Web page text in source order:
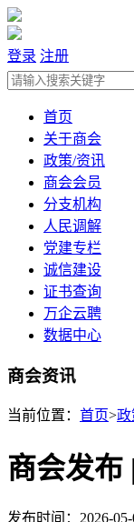
登录 注册
首页
关于商会
政策/资讯
商会会员
分支机构
人民调解
党建专栏
诚信建设
证书查询
万企云聘
数据中心
商会资讯
当前位置： 首页>政
商会发布
发布时间：2026-05-